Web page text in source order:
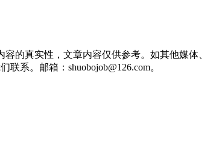
的真实性，文章内容仅供参考。如其他媒体、
系。邮箱：shuobojob@126.com。